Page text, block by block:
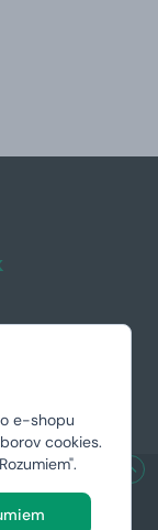
e-shopu
cookies.